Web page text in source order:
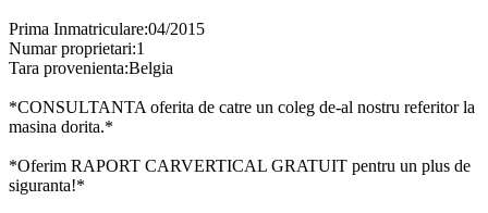
Prima Inmatriculare:04/2015
Numar proprietari:1
Tara provenienta:Belgia
*CONSULTANTA oferita de catre un coleg de-al nostru referitor la
masina dorita.*
*Oferim RAPORT CARVERTICAL GRATUIT pentru un plus de
siguranta!*